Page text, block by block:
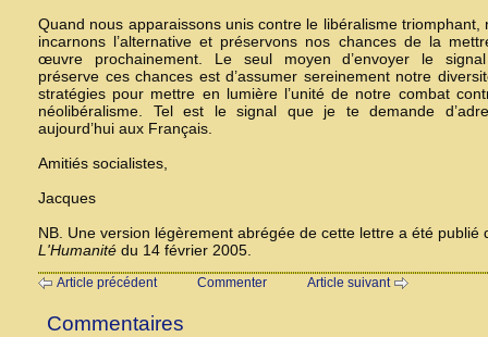
Quand nous apparaissons unis contre le libéralisme triomphant,
incarnons l’alternative et préservons nos chances de la
œuvre prochainement. Le seul moyen d’envoyer le
préserve ces chances est d’assumer sereinement notre
stratégies pour mettre en lumière l’unité de notre combat
néolibéralisme. Tel est le signal que je te demande
aujourd’hui aux Français.
Amitiés socialistes,
Jacques
NB. Une version légèrement abrégée de cette lettre a été publié
L'Humanité du 14 février 2005.
Article précédent Commenter Article suivant
Commentaires